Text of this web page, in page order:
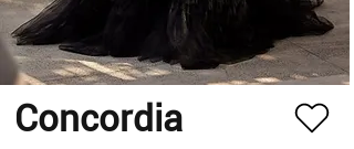
Concordia